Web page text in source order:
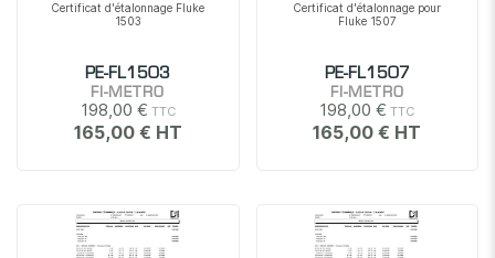
Certificat d'étalonnage Fluke
1503
PE-FL1503
FI-METRO
198,00 €
165,00 €
Certificat d'étalonnage pour
Fluke 1507
PE-FL1507
FI-METRO
198,00 €
165,00 €